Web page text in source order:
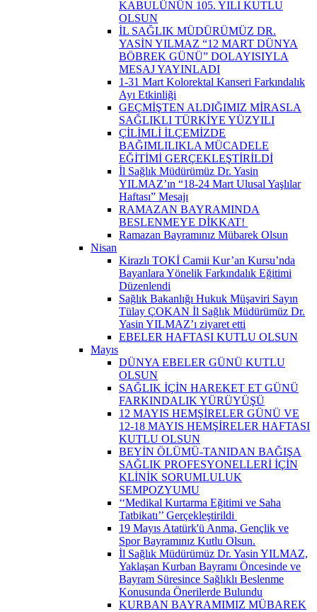
KABULÜNÜN 105. YILI KUTLU
OLSUN
İL SAĞLIK MÜDÜRÜMÜZ DR.
YASİN YILMAZ “12 MART DÜNYA
BÖBREK GÜNÜ” DOLAYISIYLA
MESAJ YAYINLADI
1-31 Mart Kolorektal Kanseri Farkındalık
Ayı Etkinliği
GEÇMİŞTEN ALDIĞIMIZ MİRASLA
SAĞLIKLI TÜRKİYE YÜZYILI
ÇİLİMLİ İLÇEMİZDE
BAĞIMLILIKLA MÜCADELE
EĞİTİMİ GERÇEKLEŞTİRİLDİ
İl Sağlık Müdürümüz Dr. Yasin
YILMAZ’ın “18-24 Mart Ulusal Yaşlılar
Haftası” Mesajı
RAMAZAN BAYRAMINDA
BESLENMEYE DİKKAT! ​
Ramazan Bayramınız Mübarek Olsun
Nisan
Kirazlı TOKİ Camii Kur’an Kursu’nda
Bayanlara Yönelik Farkındalık Eğitimi
Düzenlendi
Sağlık Bakanlığı Hukuk Müşaviri Sayın
Tülay ÇOKAN İl Sağlık Müdürümüz Dr.
Yasin YILMAZ’ı ziyaret etti
EBELER HAFTASI KUTLU OLSUN
Mayıs
DÜNYA EBELER GÜNÜ KUTLU
OLSUN
SAĞLIK İÇİN HAREKET ET GÜNÜ
FARKINDALIK YÜRÜYÜŞÜ
12 MAYIS HEMŞİRELER GÜNÜ VE
12-18 MAYIS HEMŞİRELER HAFTASI
KUTLU OLSUN
BEYİN ÖLÜMÜ-TANIDAN BAĞIŞA
SAĞLIK PROFESYONELLERİ İÇİN
KLİNİK SORUMLULUK
SEMPOZYUMU
‘‘Medikal Kurtarma Eğitimi ve Saha
Tatbikatı’’ Gerçekleştirildi ​
19 Mayıs Atatürk'ü Anma, Gençlik ve
Spor Bayramınız Kutlu Olsun.
İl Sağlık Müdürümüz Dr. Yasin YILMAZ,
Yaklaşan Kurban Bayramı Öncesinde ve
Bayram Süresince Sağlıklı Beslenme
Konusunda Önerilerde Bulundu
KURBAN BAYRAMIMIZ MÜBAREK